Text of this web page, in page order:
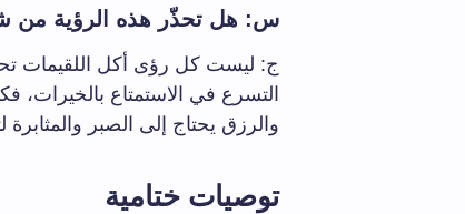
س: هل تحذّر هذه الرؤية من
ج: ليست كل رؤى أكل اللقيمات
التسرع في الاستمتاع بالخيرات،
والرزق يحتاج إلى الصبر والمثابرة
توصيات ختامية